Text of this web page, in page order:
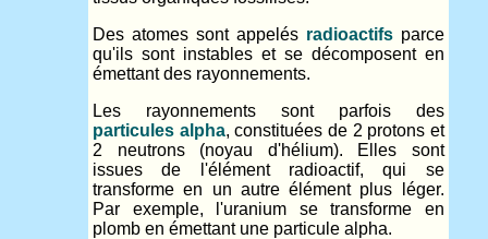
Des atomes sont appelés radioactifsparce
qu'ils sont instables et se décomposent en
émettant des rayonnements.
Les rayonnements sont parfois des
particules alpha, constituées de 2 protons et
2 neutrons (noyau d'hélium). Elles sont
issues de l'élément radioactif, qui se
transforme en un autre élément plus léger.
Par exemple, l'uranium se transforme en
plomb en émettant une particule alpha.